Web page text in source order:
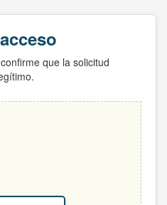
que la solicitud